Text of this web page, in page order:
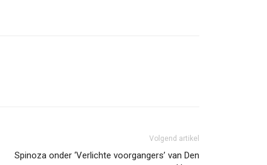
Volgend artikel
Spinoza onder ‘Verlichte voorgangers’ van Den